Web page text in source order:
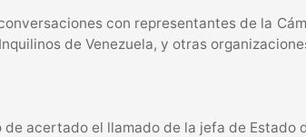
con representantes de la
de Venezuela, y otras
acertado el llamado de la jefa de Estado